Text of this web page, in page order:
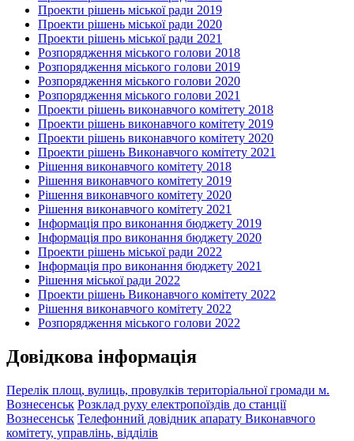
Проекти рішень міської ради 2019
Проекти рішень міської ради 2020
Проекти рішень міської ради 2021
Розпорядження міського голови 2018
Розпорядження міського голови 2019
Розпорядження міського голови 2020
Розпорядження міського голови 2021
Проекти рішень виконавчого комітету 2018
Проекти рішень виконавчого комітету 2019
Проекти рішень виконавчого комітету 2020
Проекти рішень Виконавчого комітету 2021
Рішення виконавчого комітету 2018
Рішення виконавчого комітету 2019
Рішення виконавчого комітету 2020
Рішення виконавчого комітету 2021
Інформація про виконання бюджету 2019
Інформація про виконання бюджету 2020
Проекти рішень міської ради 2022
Інформація про виконання бюджету 2021
Рішення міської ради 2022
Проекти рішень Виконавчого комітету 2022
Рішення виконавчого комітету 2022
Розпорядження міського голови 2022
Довідкова інформація
Перелік площ, вулиць, провулків територіальної громади м.
Вознесенськ Розклад руху електропоїздів до станції
Вознесенськ Телефонний довідник апарату Виконавчого
комітету, управлінь, відділів